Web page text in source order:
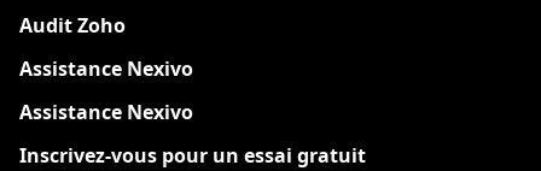
Audit Zoho
Assistance Nexivo
Assistance Nexivo
Inscrivez-vous pour un essai gratuit